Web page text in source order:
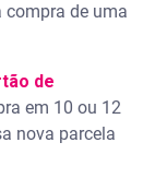
compra de uma
de
em 10 ou 12
nova parcela